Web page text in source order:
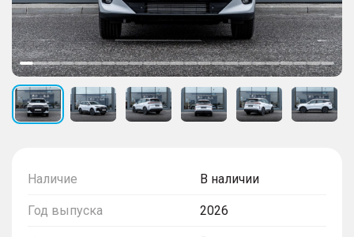
Наличие В наличии
Год выпуска 2026